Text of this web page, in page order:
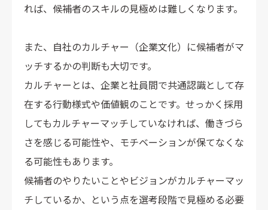
れば、候補者のスキルの見極めは難しくなります。
また、自社のカルチャー（企業文化）に候補者がマ
ッチするかの判断も大切です。
カルチャーとは、企業と社員間で共通認識として存
在する行動様式や価値観のことです。せっかく採用
してもカルチャーマッチしていなければ、働きづら
さを感じる可能性や、モチベーションが保てなくな
る可能性もあります。
候補者のやりたいことやビジョンがカルチャーマッ
チしているか、という点を選考段階で見極める必要